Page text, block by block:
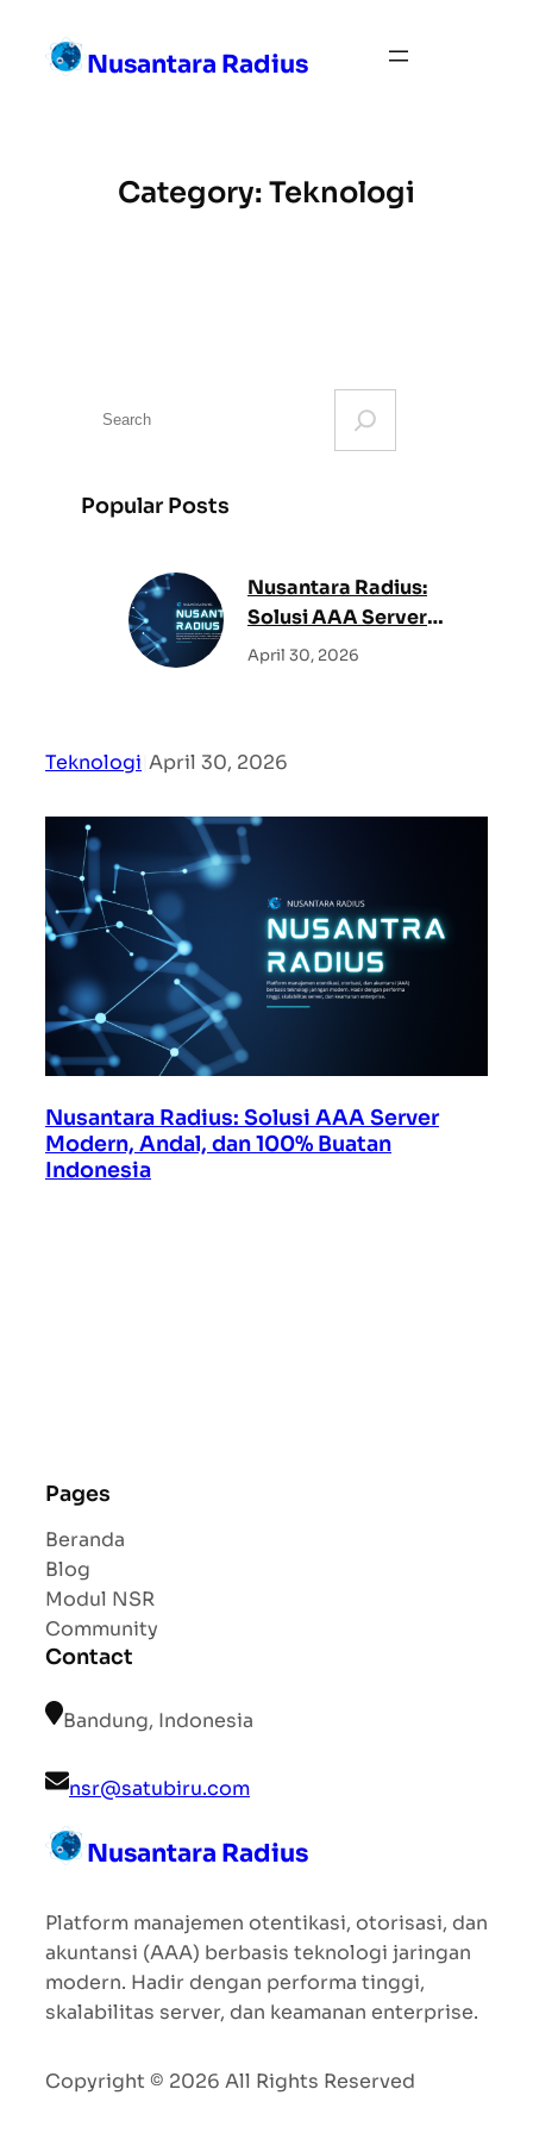
content
Nusantara Radius
Category: Teknologi
r
c
Popular Posts
Nusantara Radius:
Solusi AAA Server
Modern, Andal, dan
April 30, 2026
Teknologi April 30, 2026
Nusantara Radius: Solusi AAA Server
Modern, Andal, dan 100% Buatan
Indonesia
Pages
Beranda
Blog
Modul NSR
Community
Contact
Bandung, Indonesia
nsr@satubiru.com
Nusantara Radius
Platform manajemen otentikasi, otorisasi, dan
akuntansi (AAA) berbasis teknologi jaringan
modern. Hadir dengan performa tinggi,
skalabilitas server, dan keamanan enterprise.
Copyright © 2026 All Rights Reserved